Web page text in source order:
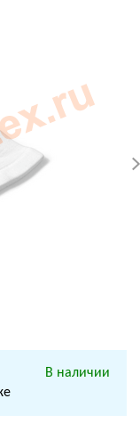
В наличии